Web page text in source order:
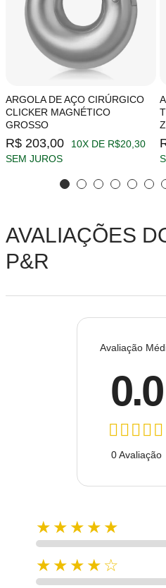
ARGOLA DE AÇO CIRÚRGICO
CLICKER MAGNÉTICO
GROSSO
R$ 203,00
10X DE R$20,30
SEM JUROS
AVALIAÇÕES
P&R
Avaliação
0.0
0 Avaliação
★★★★★
★★★★☆